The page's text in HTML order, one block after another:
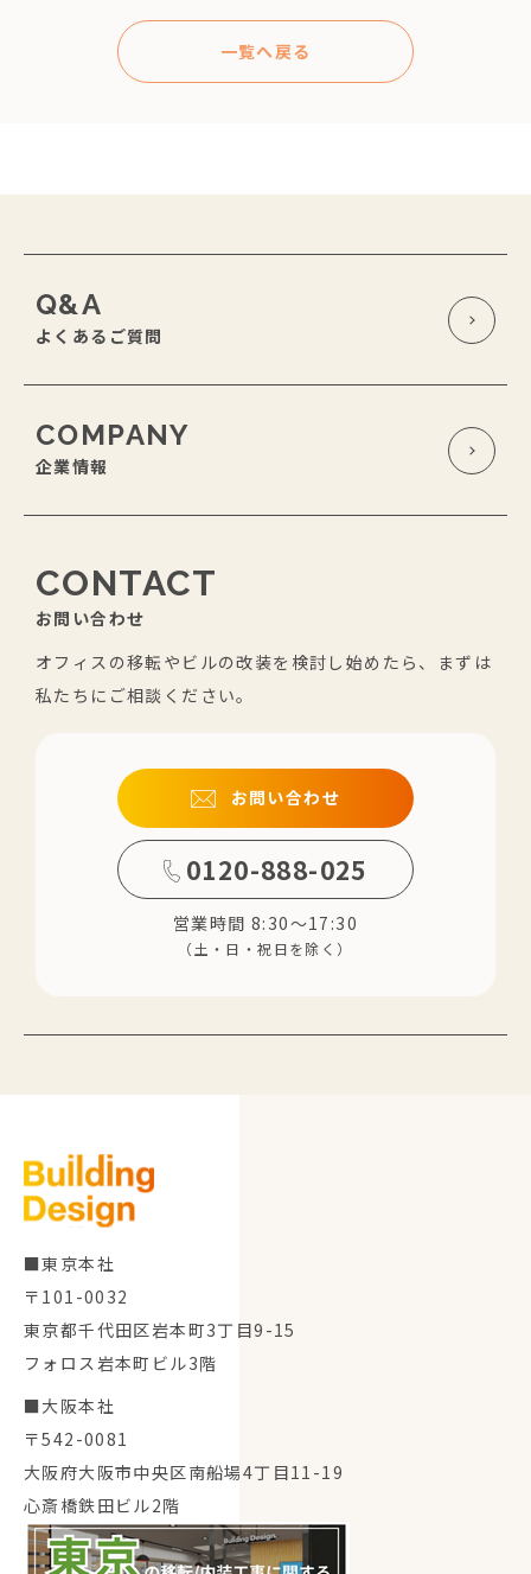
一覧へ戻る
Q&A
よくあるご質問
COMPANY
企業情報
CONTACT
お問い合わせ
オフィスの移転やビルの改装を検討し始めたら、まずは
私たちにご相談ください。
お問い合わせ
0120-888-025
営業時間 8:30～17:30
（土・日・祝日を除く）
■東京本社
〒101-0032
東京都千代田区岩本町3丁目9-15
フォロス岩本町ビル3階
■大阪本社
〒542-0081
大阪府大阪市中央区南船場4丁目11-19
心斎橋鉄田ビル2階